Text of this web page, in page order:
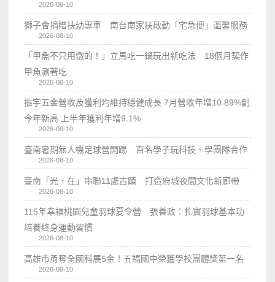
2026-08-10
獅子會捐贈扶幼專車 南台南家扶啟動「宅急便」溫馨服務
2026-08-10
「甲魚不只用燉的！」立馬吃一鍋玩出新吃法 18個月契作
甲魚涮著吃
2026-08-10
振宇五金營收及獲利均維持穩健成長 7月營收年增10.89%創
今年新高 上半年獲利年增9.1%
2026-08-10
臺南暑期無人機足球營開踢 百名學子玩科技、學團隊合作
2026-08-10
臺南「光．在」串聯11處古蹟 打造府城夜間文化新廊帶
2026-08-10
115年幸福桃園兒童羽球夏令營 張善政：扎實羽球基本功
培養終身運動習慣
2026-08-10
高雄市勇奪全國科展5金！五福國中榮獲學校團體獎第一名
2026-08-10